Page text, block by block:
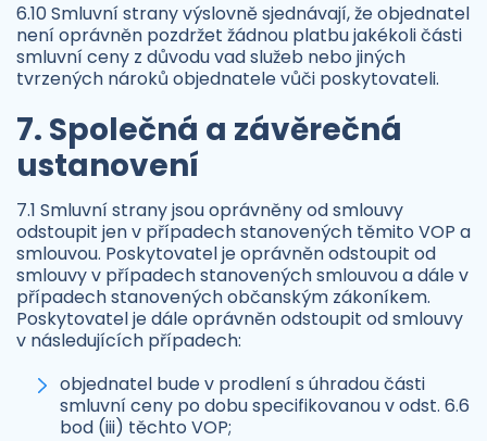
6.10 Smluvní strany výslovně sjednávají, že objednatel
není oprávněn pozdržet žádnou platbu jakékoli části
smluvní ceny z důvodu vad služeb nebo jiných
tvrzených nároků objednatele vůči poskytovateli.
7. Společná a závěrečná
ustanovení
7.1 Smluvní strany jsou oprávněny od smlouvy
odstoupit jen v případech stanovených těmito VOP a
smlouvou. Poskytovatel je oprávněn odstoupit od
smlouvy v případech stanovených smlouvou a dále v
případech stanovených občanským zákoníkem.
Poskytovatel je dále oprávněn odstoupit od smlouvy
v následujících případech:
objednatel bude v prodlení s úhradou části
smluvní ceny po dobu specifikovanou v odst. 6.6
bod (iii) těchto VOP;